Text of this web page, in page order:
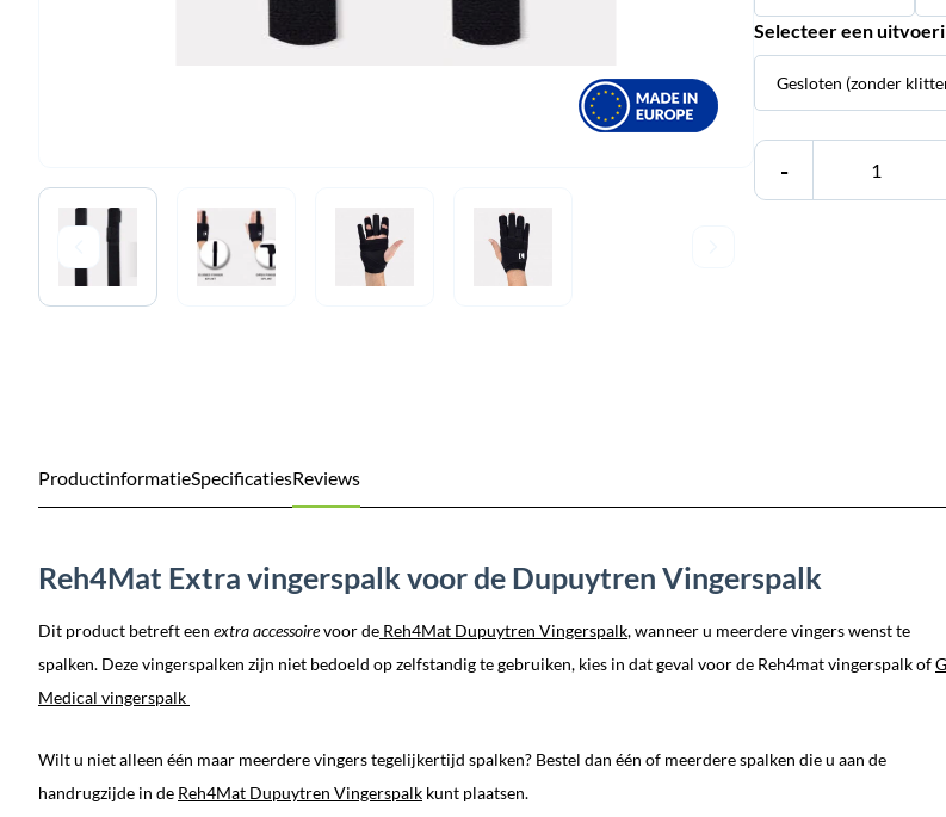
Selecteer een
Gesloten (zonder
-
ProductinformatieSpecificatiesReviews
Reh4Mat Extra vingerspalk voor de Dupuytren Vingerspalk
Dit product betreft een extra accessoirevoor de Reh4Mat Dupuytren Vingerspalk, wanneer u meerdere vingers wenst te
spalken. Deze vingerspalken zijn niet bedoeld op zelfstandig te gebruiken, kies in dat geval voor de Reh4mat vingerspalk of
Medical vingerspalk
Wilt u niet alleen één maar meerdere vingers tegelijkertijd spalken? Bestel dan één of meerdere spalken die u aan de
handrugzijde in de Reh4Mat Dupuytren Vingerspalk kunt plaatsen.